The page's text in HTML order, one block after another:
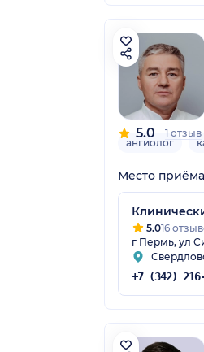
5.0 1 отзыв
ангиолог
Место
5.016
г Пермь, ул